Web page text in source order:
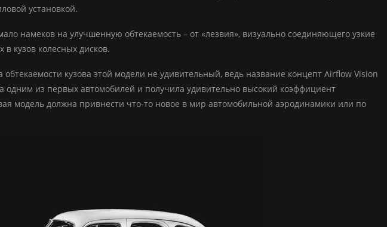
установкой.
намеков на улучшенную обтекаемость – от «лезвия», визуально соединяющего узкие
кузов колесных дисков.
кузова этой модели не удивительный, ведь название концепт Airflow Vision
одним из первых автомобилей и получила удивительно высокий коэффициент
модель должна привнести что-то новое в мир автомобильной аэродинамики или по